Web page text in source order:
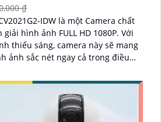
₫
IDW là một Camera chất
hình ảnh FULL HD 1080P. Với
thiếu sáng, camera này sẽ mang
ảnh sắc nét ngay cả trong điều